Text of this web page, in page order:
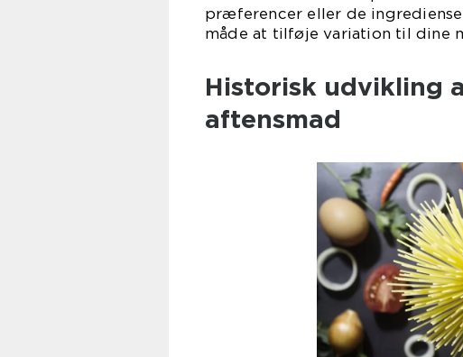
præferencer eller de
måde at tilføje variation til dine
Historisk udvikling
aftensmad